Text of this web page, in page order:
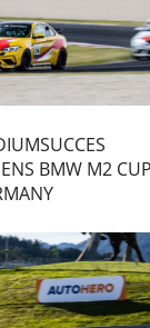
BMW M2